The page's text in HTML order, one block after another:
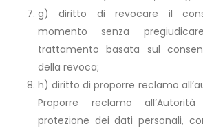
g) diritto di revocare il
momento senza
trattamento basata sul
della revoca;
h) diritto di proporre reclamo
Proporre reclamo
protezione dei dati personali,